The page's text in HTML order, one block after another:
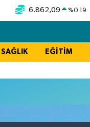
6.862,09 %0.19
SAĞLIK EĞİTİM